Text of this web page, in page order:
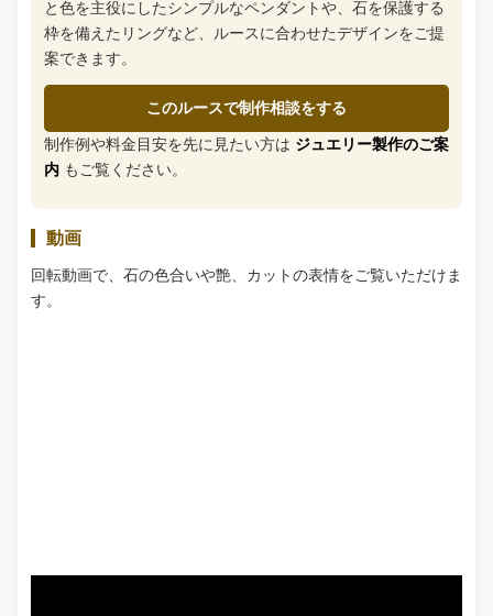
と色を主役にしたシンプルなペンダントや、石を保護する
枠を備えたリングなど、ルースに合わせたデザインをご提
案できます。
このルースで制作相談をする
制作例や料金目安を先に見たい方は ジュエリー製作のご案
内 もご覧ください。
動画
回転動画で、石の色合いや艶、カットの表情をご覧いただけま
す。